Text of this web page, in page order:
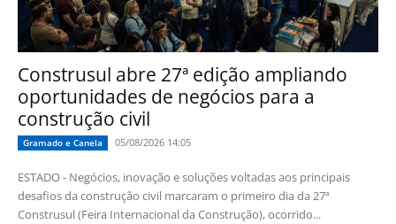
Construsul abre 27ª edição ampliando
oportunidades de negócios para a
construção civil
Gramado e Canela 05/08/2026 14:05
ESTADO - Negócios, inovação e soluções voltadas aos principais
desafios da construção civil marcaram o primeiro dia da 27ª
Construsul (Feira Internacional da Construção), ocorrido...